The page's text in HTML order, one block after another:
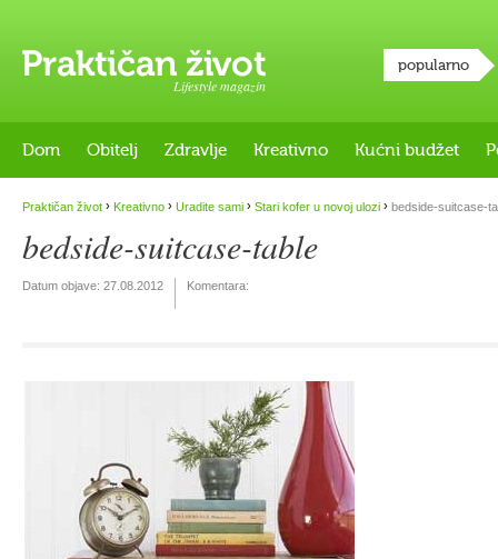
Lifestyle magazin
popularno
Dom Obitelj Zdravlje Kreativno Kućni budžet
Praktičan život › Kreativno › Uradite sami › Stari kofer u novoj ulozi › bedside-suitcase-
bedside-suitcase-table
Datum objave: 27.08.2012 Komentara: